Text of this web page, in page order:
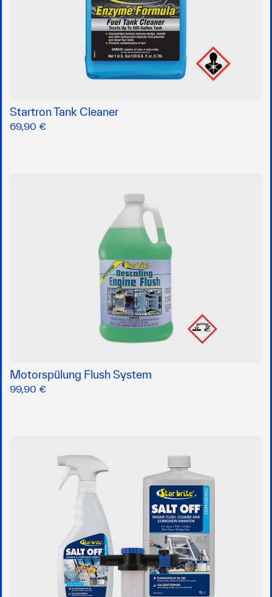
Startron Tank Cleaner
69,90 €
Motorspülung Flush System
99,90 €